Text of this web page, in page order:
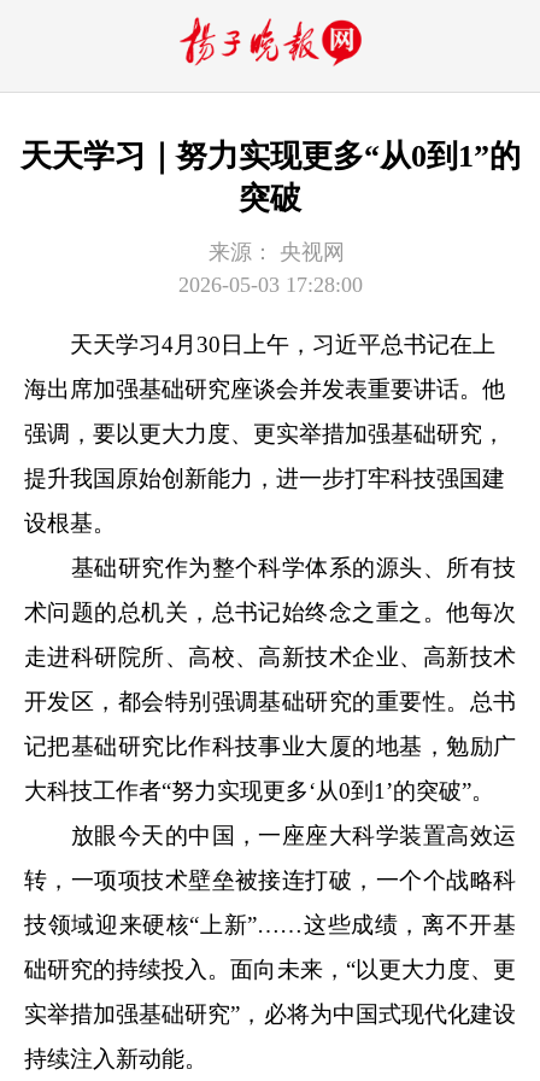
天天学习｜努力实现更多“从0到1”的
突破
来源：
央视网
2026-05-03 17:28:00
天天学习4月30日上午，习近平总书记在上
海出席加强基础研究座谈会并发表重要讲话。他
强调，要以更大力度、更实举措加强基础研究，
提升我国原始创新能力，进一步打牢科技强国建
设根基。
基础研究作为整个科学体系的源头、所有技
术问题的总机关，总书记始终念之重之。他每次
走进科研院所、高校、高新技术企业、高新技术
开发区，都会特别强调基础研究的重要性。总书
记把基础研究比作科技事业大厦的地基，勉励广
大科技工作者“努力实现更多‘从0到1’的突破”。
放眼今天的中国，一座座大科学装置高效运
转，一项项技术壁垒被接连打破，一个个战略科
技领域迎来硬核“上新”……这些成绩，离不开基
础研究的持续投入。面向未来，“以更大力度、更
实举措加强基础研究”，必将为中国式现代化建设
持续注入新动能。